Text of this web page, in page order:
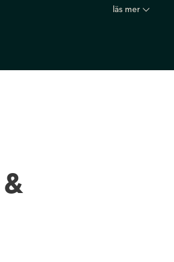
inredning online och vad som
läs mer